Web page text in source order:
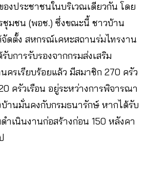
งประชาชนในบริเวณเดียวกัน โดย
มชน (พอช.) ซึ่งขณะนี้ ชาวบ้าน
ดตั้ง สหกรณ์เคหะสถานร่มไทรงาน
การรับรองจากกรมส่งเสริม
รเรียบร้อยแล้ว มีสมาชิก 270 ครัว
ครัวเรือน อยู่ระหว่างการพิจารณา
บ้านมั่นคงกับกรมธนารักษ์ หากได้รับ
ำเนินงานก่อสร้างก่อน 150 หลังคา